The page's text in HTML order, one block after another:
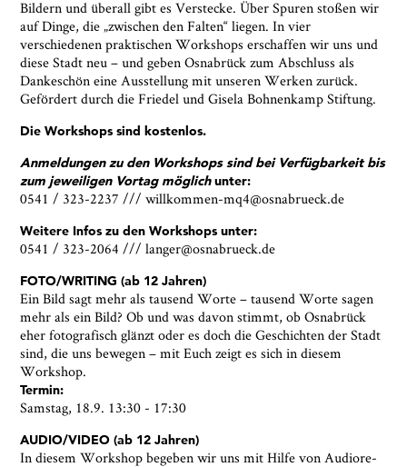
Bildern undüberall gibt es Verstecke. Über Spuren stoßen wir
auf Dinge, die „zwischen den Falten“ liegen. In vier
verschiedenen praktischen Workshops erschaffen wir uns und
diese Stadt neu – und geben Osnabrück zum Abschluss als
Dankeschön eine Ausstellung mit unseren Werken zurück.
Gefördert durch die Friedel und Gisela Bohnenkamp Stiftung.
Die Workshops sind kostenlos.
Anmeldungen zu den Workshops sind bei Verfügbarkeit bis
zum jeweiligen Vortag möglichunter:
0541 / 323-2237 /// willkommen-mq4@osnabrueck.de
Weitere Infos zu den Workshops unter:
0541/ 323-2064 ///langer@osnabrueck.de
FOTO/WRITING (ab 12 Jahren)
Ein Bild sagt mehr als tausend Worte – tausend Worte sagen
mehr als ein Bild? Ob und was davon stimmt, ob Osnabrück
eher fotografisch glänzt oder es doch die Geschichten der Stadt
sind, die uns bewegen – mit Euch zeigt es sich in diesem
Workshop.
Termin:
Samstag, 18.9. 13:30 - 17:30
AUDIO/VIDEO (ab 12 Jahren)
In diesem Workshop begeben wir uns mit Hilfe von Audiore-
Ja, ich bin damit einverstanden, dass das
Museumsquartier Osnabrück die oben
angegebenen Informationen speichert, um mir den
Newsletter zusenden zu können. Ich kann diese
Zustimmung jederzeit widerrufen und die
Informationen aus den Systemen des
Museumsquartiers Osnabrück löschen lassen. Es
besteht ein Beschwerderecht bei einer
Aufsichtsbehörde für Datenschutz. Weitere
Informationen siehe:
* notwendige Angaben